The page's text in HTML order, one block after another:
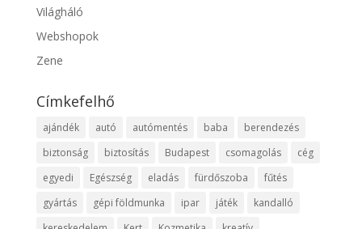
Világháló
Webshopok
Zene
Címkefelhő
ajándék autó autómentés baba
berendezés
biztonság
biztosítás Budapest csomagolás
cég
egyedi
Egészség eladás fürdőszoba
fűtés
gyártás
gépi földmunka ipar játék
kandalló